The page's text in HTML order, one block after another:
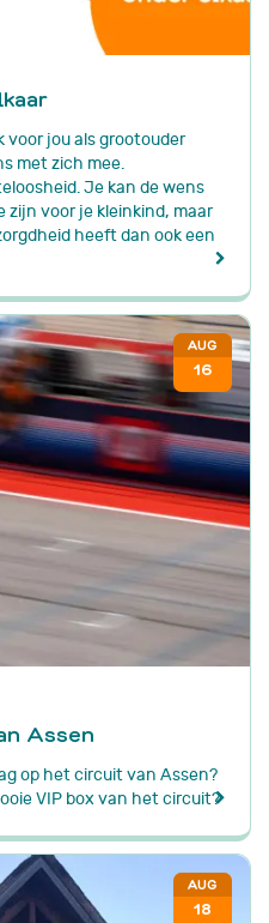
voor jou als grootouder
met zich mee.
Je kan de wens
zijn voor je kleinkind, maar
heeft dan ook een
AUG
16
Assen
op het circuit van Assen?
VIP box van het circuit?
AUG
18